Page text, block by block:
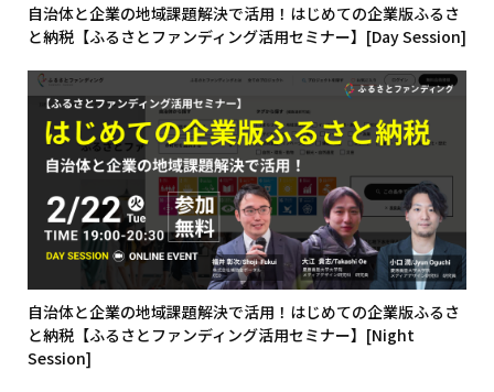
自治体と企業の地域課題解決で活用！はじめての企業版ふるさ
と納税【ふるさとファンディング活用セミナー】[Day Session]
自治体と企業の地域課題解決で活用！はじめての企業版ふるさ
と納税【ふるさとファンディング活用セミナー】[Night
Session]